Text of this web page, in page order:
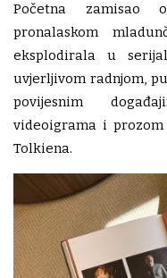
Početna zamisao
pronalaskom
eksplodirala u
uvjerljivom radnjom,
povijesnim
videoigrama i prozom
Tolkiena.